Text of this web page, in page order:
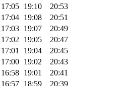
17:05 19:10
20:53
17:04 19:08
20:51
17:03 19:07
20:49
17:02 19:05
20:47
17:01 19:04
20:45
17:00 19:02
20:43
16:58 19:01
20:41
16:57 18:59 20:39